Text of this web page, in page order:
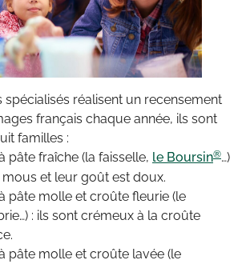
spécialisés réalisent un recensement
français chaque année, ils sont
familles :
pâte fraîche (la faisselle, le Boursin®…)
mous et leur goût est doux.
pâte molle et croûte fleurie (le
: ils sont crémeux à la croûte
pâte molle et croûte lavée (le